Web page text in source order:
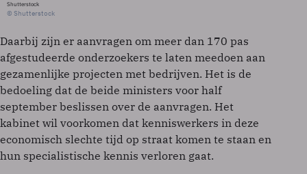
Shutterstock
© Shutterstock
Daarbij zijn er aanvragen om meer dan 170 pas
afgestudeerde onderzoekers te laten meedoen aan
gezamenlijke projecten met bedrijven. Het is de
bedoeling dat de beide ministers voor half
september beslissen over de aanvragen. Het
kabinet wil voorkomen dat kenniswerkers in deze
economisch slechte tijd op straat komen te staan en
hun specialistische kennis verloren gaat.